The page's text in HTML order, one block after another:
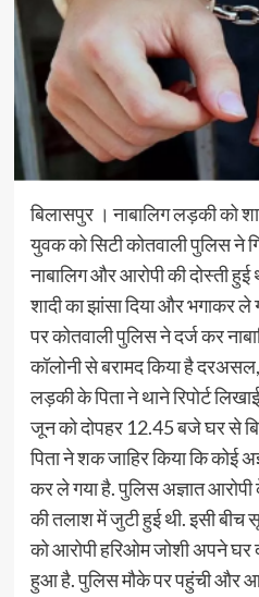
बिलासपुर । नाबालिग लड़की को
युवक को सिटी कोतवाली पुलिस ने
नाबालिग और आरोपी की दोस्ती
शादी का झांसा दिया और भगाकर ले
पर कोतवाली पुलिस ने दर्ज कर
कॉलोनी से बरामद किया है
लड़की के पिता ने थाने रिपोर्ट
जून को दोपहर 12.45 बजे घर से
पिता ने शक जाहिर किया कि कोई
कर ले गया है. पुलिस अज्ञात
की तलाश में जुटी हुई थी. इसी बीच
को आरोपी हरिओम जोशी अपने घर
हुआ है. पुलिस मौके पर पहुंची और